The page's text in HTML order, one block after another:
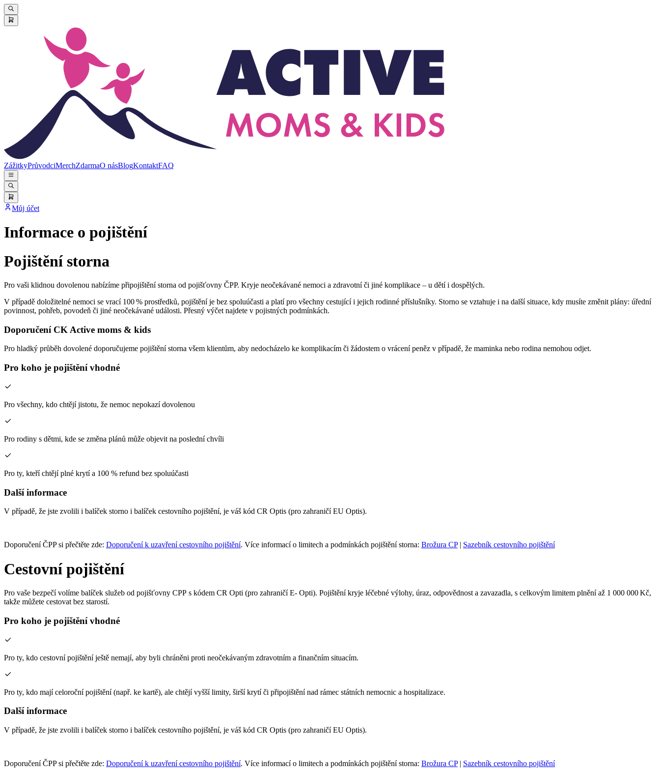
ZážitkyPrůvodciMerchZdarmaO násBlogKontaktFAQ
Můj účet
Informace o pojištění
Pojištění storna
Pro vaši klidnou dovolenou nabízíme připojištění storna od pojišťovny ČPP. Kryje neočekávané nemoci a zdravotní či jiné komplikace – u dětí i dospělých.
V případě doložitelné nemoci se vrací 100 % prostředků, pojištění je bez spoluúčasti a platí pro všechny cestující i jejich rodinné příslušníky. Storno se vztahuje i na další situace, kdy musíte změnit plány: úřední
povinnost, pohřeb, povodeň či jiné neočekávané události. Přesný výčet najdete v pojistných podmínkách.
Doporučení CK Active moms & kids
Pro hladký průběh dovolené doporučujeme pojištění storna všem klientům, aby nedocházelo ke komplikacím či žádostem o vrácení peněz v případě, že maminka nebo rodina nemohou odjet.
Pro koho je pojištění vhodné
Pro všechny, kdo chtějí jistotu, že nemoc nepokazí dovolenou
Pro rodiny s dětmi, kde se změna plánů může objevit na poslední chvíli
Pro ty, kteří chtějí plné krytí a 100 % refund bez spoluúčasti
Další informace
V případě, že jste zvolili i balíček storno i balíček cestovního pojištění, je váš kód CR Optis (pro zahraničí EU Optis).
Doporučení ČPP si přečtěte zde: Doporučení k uzavření cestovního pojištění. Více informací o limitech a podmínkách pojištění storna: Brožura CP| Sazebník cestovního pojištění
Cestovní pojištění
Pro vaše bezpečí volíme balíček služeb od pojišťovny CPP s kódem CR Opti (pro zahraničí E- Opti). Pojištění kryje léčebné výlohy, úraz, odpovědnost a zavazadla, s celkovým limitem plnění až 1 000 000 Kč,
takže můžete cestovat bez starostí.
Pro koho je pojištění vhodné
Pro ty, kdo cestovní pojištění ještě nemají, aby byli chráněni proti neočekávaným zdravotním a finančním situacím.
Pro ty, kdo mají celoroční pojištění (např. ke kartě), ale chtějí vyšší limity, širší krytí či připojištění nad rámec státních nemocnic a hospitalizace.
Další informace
V případě, že jste zvolili i balíček storno i balíček cestovního pojištění, je váš kód CR Optis (pro zahraničí EU Optis).
Doporučení ČPP si přečtěte zde: Doporučení k uzavření cestovního pojištění. Více informací o limitech a podmínkách pojištění storna: Brožura CP| Sazebník cestovního pojištění